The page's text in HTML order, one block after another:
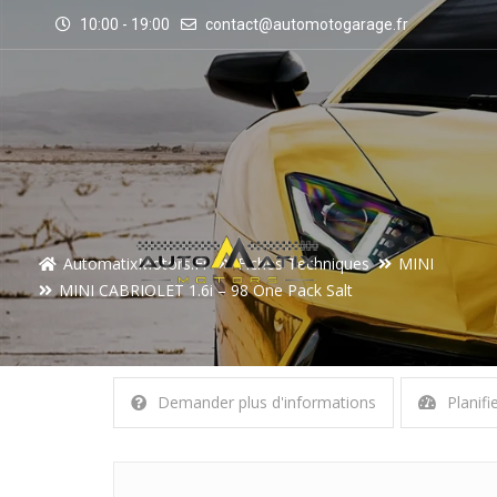
10:00 - 19:00 contact@automotogarage.fr
AutomatixMotors.fr Fiches Techniques
MINI
MINI CABRIOLET 1.6i – 98 One Pack Salt
Demander plus d'informations